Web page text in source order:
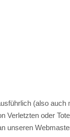
(also
oder
unseren